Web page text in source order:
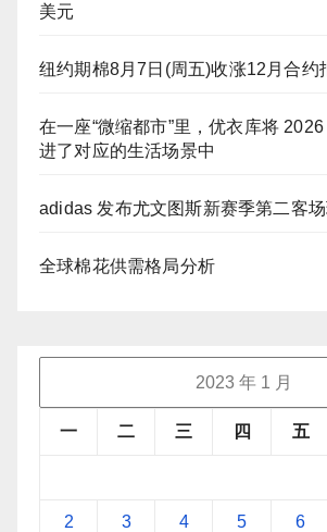
美元
纽约期棉8月7日(周五)收涨12月合约
在一座“微缩都市”里，优衣库将
进了对应的生活场景中
adidas 发布尤文图斯新赛季第二客
全球棉花供需格局分析
2023 年 1 月
一 二 三 四 五
2 3 4 5 6